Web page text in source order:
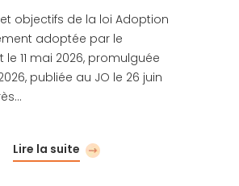
objectifs de la loi Adoption
adoptée par le
le 11 mai 2026, promulguée
publiée au JO le 26 juin
Lire la suite